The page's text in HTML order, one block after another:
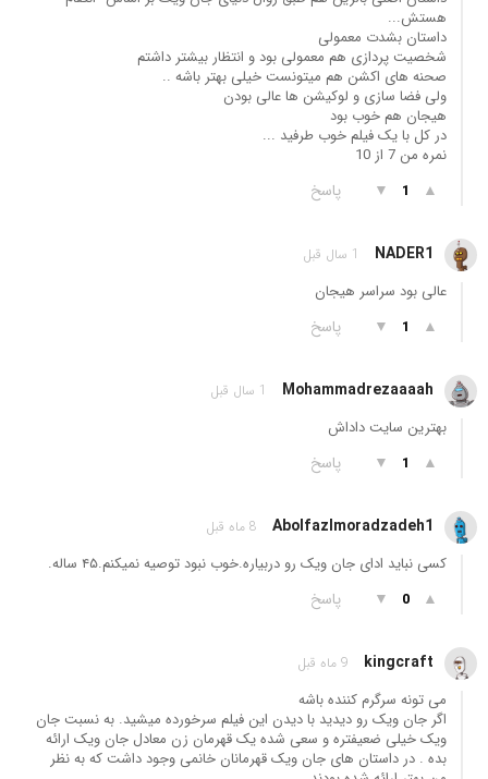
هستش...
داستان بشدت معمولی
شخصیت پردازی هم معمولی بود و انتظار بیشتر داشتم
صحنه های اکشن هم میتونست خیلی بهتر باشه ..
ولی فضا سازی و لوکیشن ها عالی بودن
هیجان هم خوب بود
در کل با یک فیلم خوب طرفید ...
نمره من 7 از 10
▲
1
▼ پاسخ
NADER1 1 سال قبل
عالی بود سراسر هیجان
▲
1
▼ پاسخ
Mohammadrezaaaah 1 سال قبل
بهترین سایت داداش
▲
1
▼ پاسخ
Abolfazlmoradzadeh1 8 ماه قبل
کسی نباید ادای جان ویک رو دربیاره.خوب نبود توصیه نمیکنم.۴۵ ساله.
▲
0
▼ پاسخ
kingcraft 9 ماه قبل
می تونه سرگرم کننده باشه
اگر جان ویک رو دیدید با دیدن این فیلم سرخورده میشید. به نسبت جان
ویک خیلی ضعیفتره و سعی شده یک قهرمان زن معادل جان ویک ارائه
بده . در داستان های جان ویک قهرمانان خانمی وجود داشت که به نظر